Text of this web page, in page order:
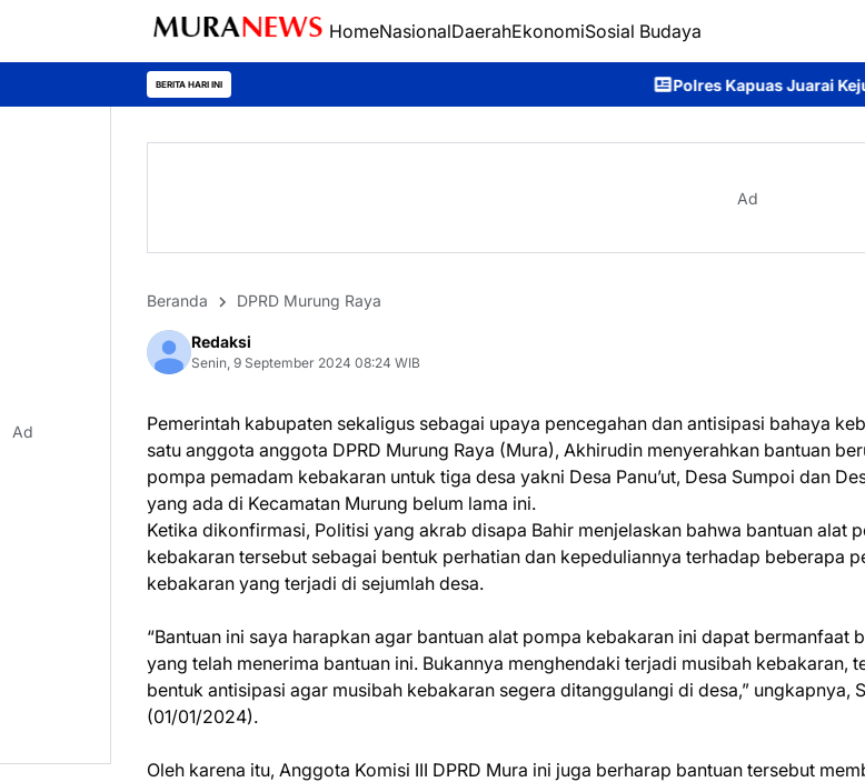
HomeNasionalDaerahEkonomiSosial Budaya
BERITA HARI INI Polres Kapuas Juarai Kejuaraan Bulutangkis
Ad
Beranda DPRD Murung Raya
Redaksi
Senin, 9 September 2024 08:24 WIB
Pemerintah kabupaten sekaligus sebagai upaya pencegahan dan antisipasi bahaya
satu anggota anggota DPRD Murung Raya (Mura), Akhirudin menyerahkan bantuan
pompa pemadam kebakaran untuk tiga desa yakni Desa Panu’ut, Desa Sumpoi dan
yang ada di Kecamatan Murung belum lama ini.
Ketika dikonfirmasi, Politisi yang akrab disapa Bahir menjelaskan bahwa bantuan alat
kebakaran tersebut sebagai bentuk perhatian dan kepeduliannya terhadap beberapa
kebakaran yang terjadi di sejumlah desa.
“Bantuan ini saya harapkan agar bantuan alat pompa kebakaran ini dapat bermanfaat
yang telah menerima bantuan ini. Bukannya menghendaki terjadi musibah kebakaran,
bentuk antisipasi agar musibah kebakaran segera ditanggulangi di desa,” ungkapnya,
(01/01/2024).
Oleh karena itu, Anggota Komisi III DPRD Mura ini juga berharap bantuan tersebut
Ad